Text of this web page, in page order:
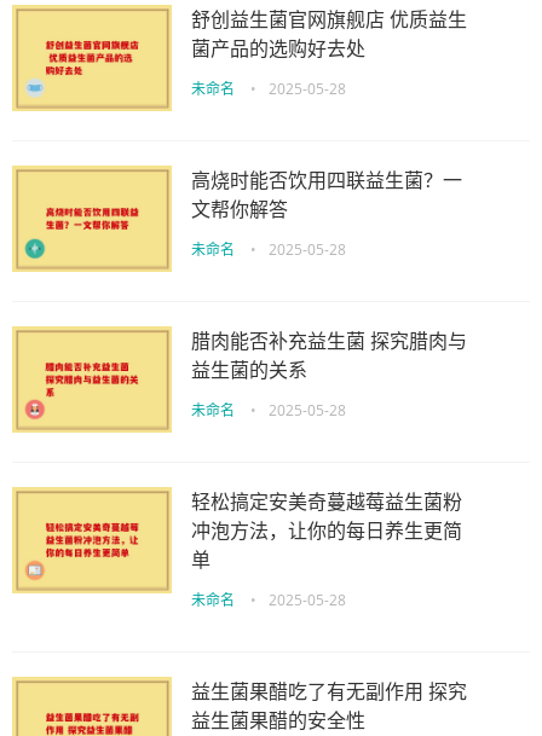
舒创益生菌官网旗舰店 优质益生
菌产品的选购好去处
未命名 • 2025-05-28
高烧时能否饮用四联益生菌？一
文帮你解答
未命名 • 2025-05-28
腊肉能否补充益生菌 探究腊肉与
益生菌的关系
未命名 • 2025-05-28
轻松搞定安美奇蔓越莓益生菌粉
冲泡方法，让你的每日养生更简
单
未命名 • 2025-05-28
益生菌果醋吃了有无副作用 探究
益生菌果醋的安全性